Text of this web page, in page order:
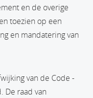
en de overige
toezien op een
en mandatering van
van de Code -
De raad van